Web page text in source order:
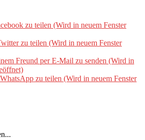
zu teilen (Wird in neuem Fenster
zu teilen (Wird in neuem Fenster
Freund per E-Mail zu senden (Wird in
zu teilen (Wird in neuem Fenster